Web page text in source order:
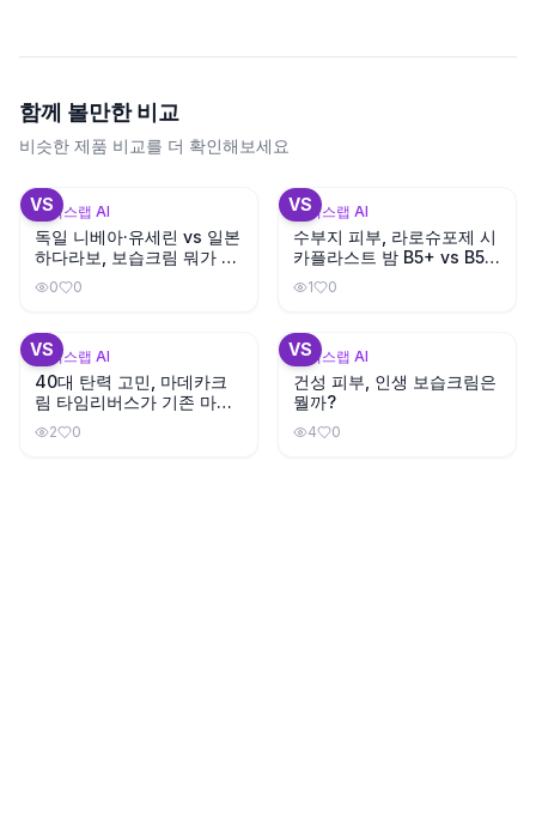
함께 볼만한 비교
비슷한 제품 비교를 더 확인해보세요
VS
뷰틱스랩 AI
독일 니베아·유세린 vs 일본
하다라보, 보습크림 뭐가 좋
을까?
0 0
VS
뷰틱스랩 AI
수부지 피부, 라로슈포제 시
카플라스트 밤 B5+ vs B5
뭐가 다를까?
1 0
VS
뷰틱스랩 AI
40대 탄력 고민, 마데카크
림 타임리버스가 기존 마데
카크림보다 나을까?
2 0
VS
뷰틱스랩 AI
건성 피부, 인생 보습크림은
뭘까?
4 0